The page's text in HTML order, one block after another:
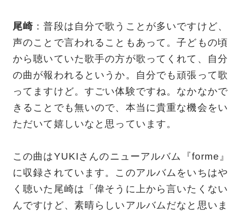
尾崎 ：普段は自分で歌うことが多いですけど、
声のことで言われることもあって。子どもの頃
から聴いていた歌手の方が歌ってくれて、自分
の曲が報われるというか。自分でも頑張って歌
ってますけど。すごい体験ですね。なかなかで
きることでも無いので、本当に貴重な機会をい
ただいて嬉しいなと思っています。
この曲はYUKIさんのニューアルバム『forme
に収録されています。このアルバムをいちはや
く聴いた尾崎は「偉そうに上から言いたくない
んですけど、素晴らしいアルバムだなと思いま